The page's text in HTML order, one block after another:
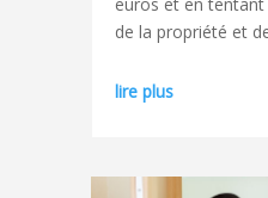
de la propriété et
lire plus